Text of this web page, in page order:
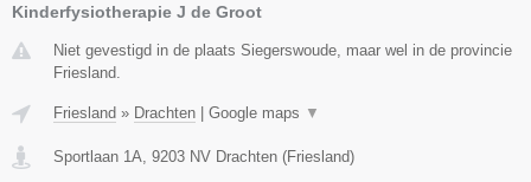
Kinderfysiotherapie J de Groot
Niet gevestigd in de plaats Siegerswoude, maar wel in de provincie
Friesland.
Friesland » Drachten Google maps ▼
Sportlaan 1A 9203 NV Drachten (Friesland)